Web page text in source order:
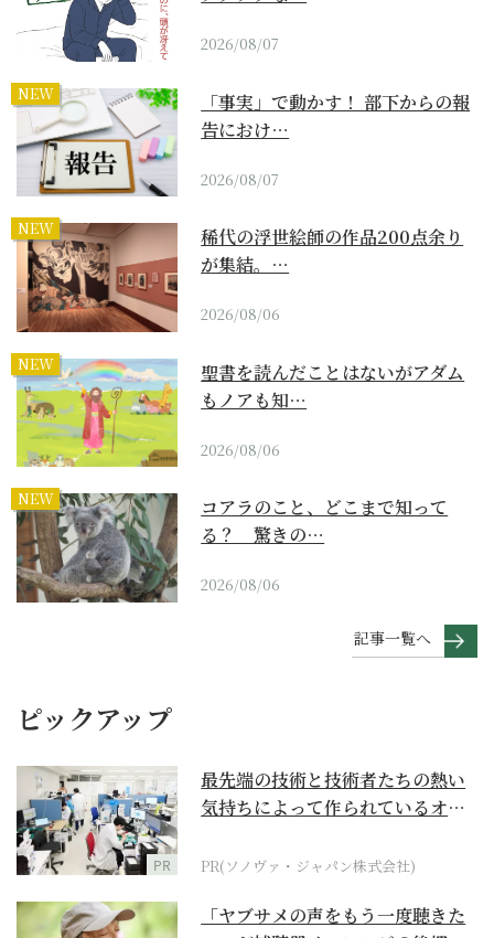
2026/08/07
NEW
「事実」で動かす！ 部下からの報
告におけ…
2026/08/07
NEW
稀代の浮世絵師の作品200点余り
が集結。…
2026/08/06
NEW
聖書を読んだことはないがアダム
もノアも知…
2026/08/06
NEW
コアラのこと、どこまで知って
る？ 驚きの…
2026/08/06
記事一覧へ
ピックアップ
PR
最先端の技術と技術者たちの熱い
気持ちによって作られているオー
PR(ソノヴァ・ジャパン株式会社)
「ヤブサメの声をもう一度聴きた